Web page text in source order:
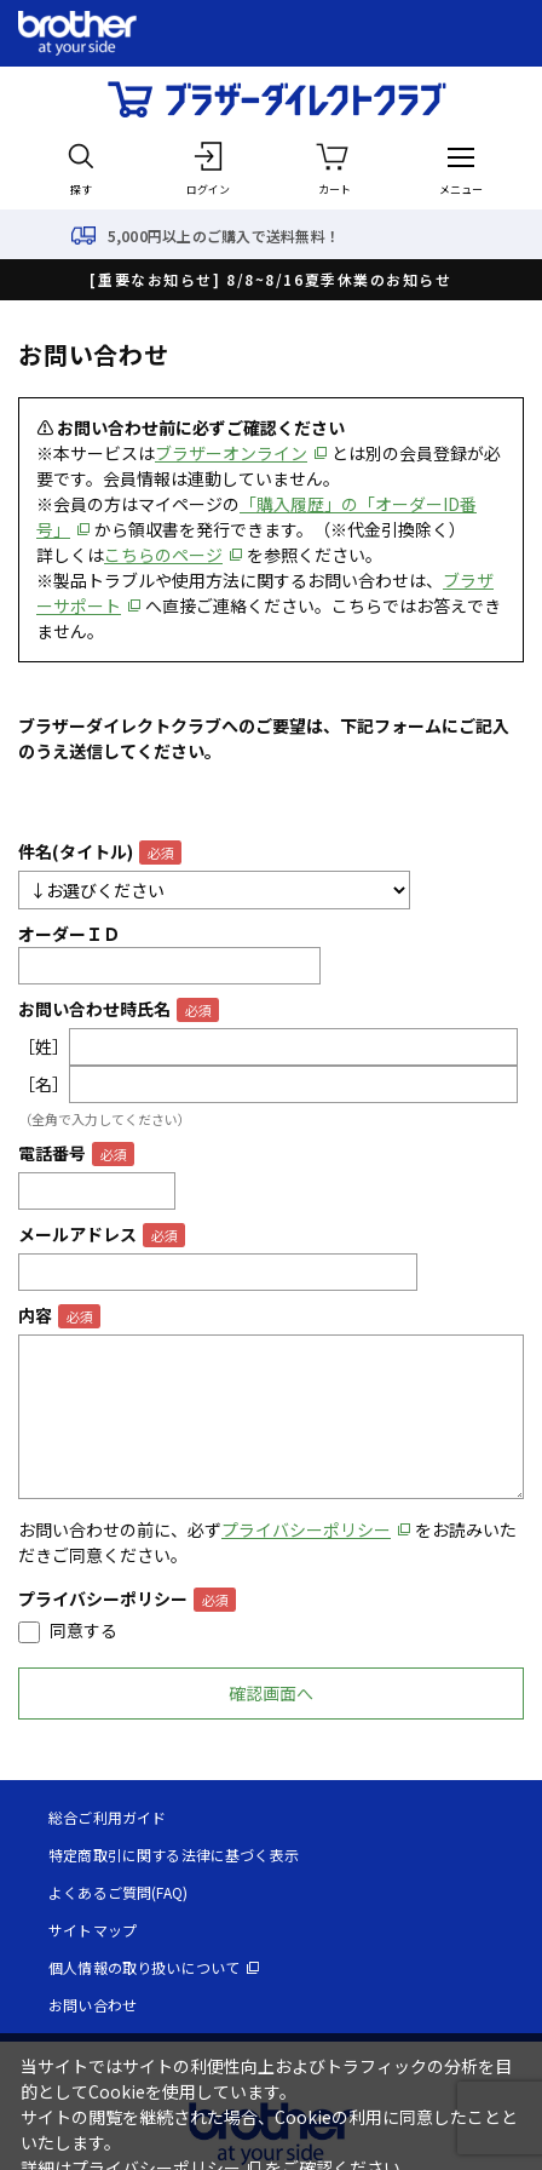
探す ログイン カート メニュー
5,000円以上のご購入で送料無料！
[重要なお知らせ] 8/8~8/16夏季休業のお知らせ
お問い合わせ
⚠ お問い合わせ前に必ずご確認ください
※本サービスはブラザーオンライン
とは別の会員登録が必
要です。会員情報は連動していません。
※会員の方はマイページの 「購入履歴」の「オーダーID番
号」
から領収書を発行できます。（※代金引換除く）
詳しくはこちらのページ
を参照ください。
※製品トラブルや使用方法に関するお問い合わせは、 ブラザ
ーサポート
へ直接ご連絡ください。こちらではお答えでき
ません。
ブラザーダイレクトクラブへのご要望は、下記フォームにご記入
のうえ送信してください。
件名(タイトル)
オーダーＩＤ
お問い合わせ時氏名
［姓］
［名］
（全角で入力してください）
電話番号
メールアドレス
内容
お問い合わせの前に、必ずプライバシーポリシー
をお読みいた
だきご同意ください。
プライバシーポリシー
同意する
総合ご利用ガイド
特定商取引に関する法律に基づく表示
よくあるご質問(FAQ)
サイトマップ
個人情報の取り扱いについて
お問い合わせ
当サイトではサイトの利便性向上およびトラフィックの分析を目
的としてCookieを使用しています。
サイトの閲覧を継続された場合、Cookieの利用に同意したことと
いたします。